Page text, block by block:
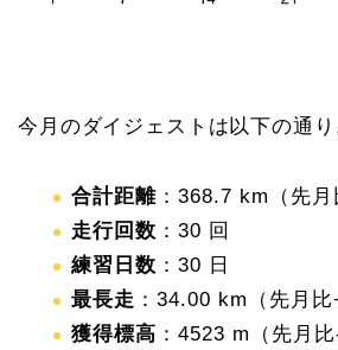
今月のダイジェストは以下の通り
合計距離 ：368.7 km（先月
走行回数 ：30 回
練習日数 ：30 日
最長走 ：34.00 km（先月比
獲得標高 ：4523 m（先月